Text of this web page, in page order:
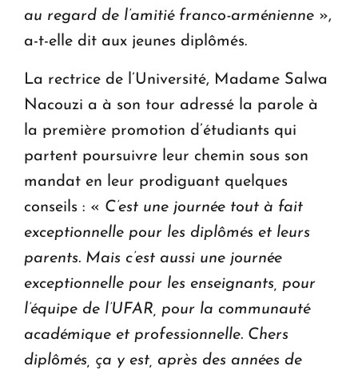
au regard de l’amitié franco-arménienne »,
a-t-elle dit aux jeunes diplômés.
La rectrice de l’Université, Madame Salwa
Nacouzi a à son tour adressé la parole à
la première promotion d’étudiants qui
partent poursuivre leur chemin sous son
mandat en leur prodiguant quelques
conseils : « C’est une journée tout à fait
exceptionnelle pour les diplômés et leurs
parents. Mais c’est aussi une journée
exceptionnelle pour les enseignants, pour
l’équipe de l’UFAR, pour la communauté
académique et professionnelle. Chers
diplômés, ça y est, après des années de